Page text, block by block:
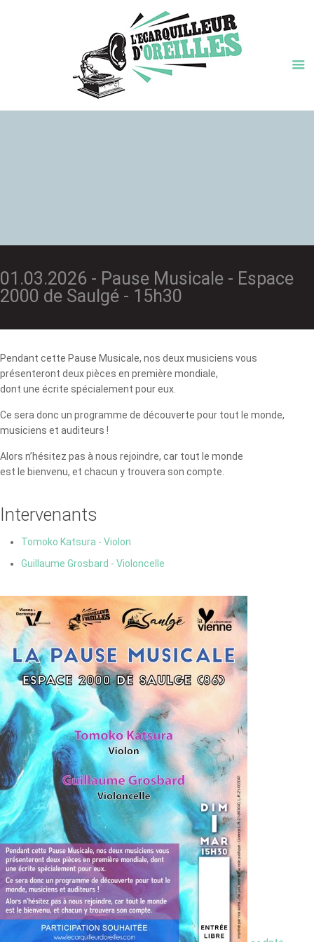
01.03.2026 - Pause Musicale - Espace
2000 de Saulgé - 15h30
Pendant cette Pause Musicale, nos deux musiciens vous
présenteront deux pièces en première mondiale,
dont une écrite spécialement pour eux.
Ce sera donc un programme de découverte pour tout le monde,
musiciens et auditeurs !
Alors n’hésitez pas à nous rejoindre, car tout le monde
est le bienvenu, et chacun y trouvera son compte.
Intervenants
Tomoko Katsura - Violon
Guillaume Grosbard - Violoncelle